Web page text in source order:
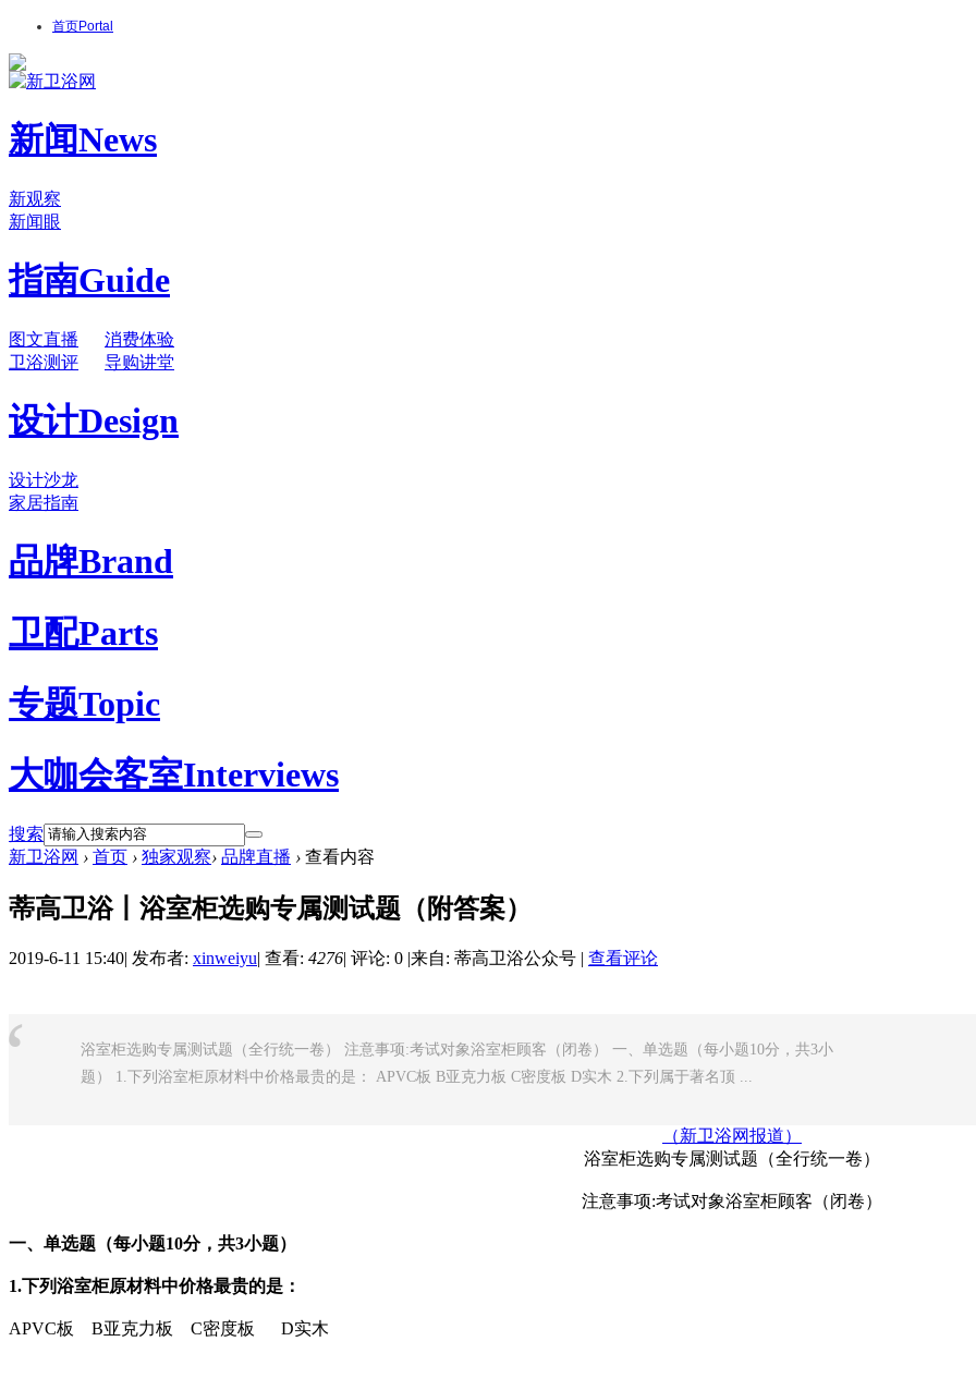
首页Portal
新闻News
新观察
新闻眼
指南Guide
图文直播
消费体验
卫浴测评
导购讲堂
设计Design
设计沙龙
家居指南
品牌Brand
卫配Parts
专题Topic
大咖会客室Interviews
搜索
新卫浴网 › 首页 › 独家观察› 品牌直播 › 查看内容
蒂高卫浴丨浴室柜选购专属测试题（附答案）
2019-6-11 15:40| 发布者: xinweiyu| 查看: 4276| 评论: 0 |来自: 蒂高卫浴公众号 | 查看评论
浴室柜选购专属测试题（全行统一卷） 注意事项:考试对象浴室柜顾客（闭卷） 一、单选题（每小题10分，共3小
题） 1.下列浴室柜原材料中价格最贵的是： APVC板 B亚克力板 C密度板 D实木 2.下列属于著名顶 ...
（新卫浴网报道）
浴室柜选购专属测试题 （全行统一卷）
注意事项:考试对象浴室柜顾客（闭卷）
一、单选题（每小题10分，共3小题）
1.下列浴室柜原材料中价格最贵的是：
APVC板 B亚克力板 C密度板 D实木